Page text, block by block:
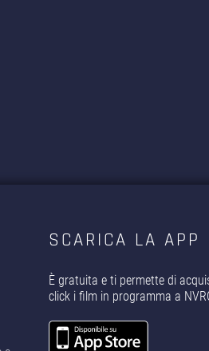
SCARICA LA APP
È gratuita e ti permette di
click i film in programma a